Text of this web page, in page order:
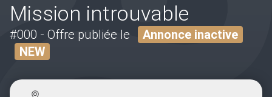
Mission introuvable
#000 - Offre publiée le
Annonce inactive
NEW